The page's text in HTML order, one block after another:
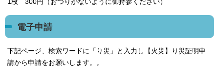
1枚 300円（おつりがないように御持参ください）
電子申請
下記ページ、検索ワードに「り災」と入力し【火災】り災証明申
請から申請をお願いします。。